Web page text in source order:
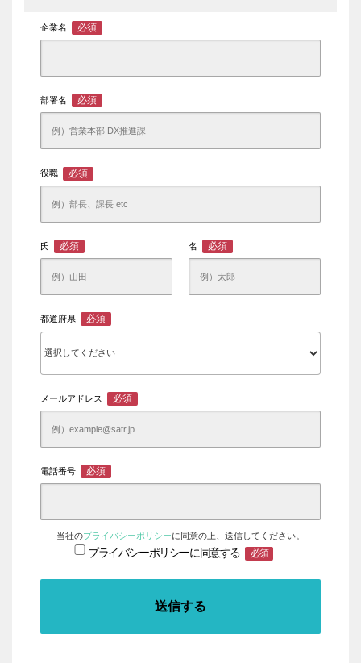
企業名 必須
部署名 必須
役職 必須
氏 必須 名 必須
都道府県 必須
メールアドレス 必須
電話番号 必須
当社のプライバシーポリシーに同意の上、送信してください。
プライバシーポリシーに同意する 必須